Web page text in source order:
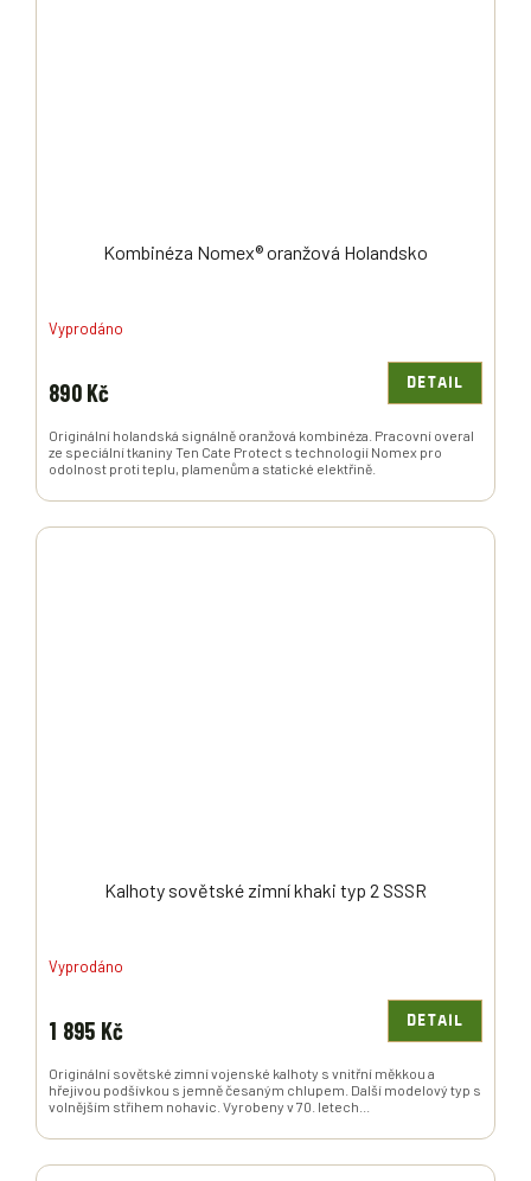
Kombinéza Nomex® oranžová Holandsko
Vyprodáno
890 Kč DETAIL
Originální holandská signálně oranžová kombinéza. Pracovní overal
ze speciální tkaniny Ten Cate Protect s technologií Nomex pro
odolnost proti teplu, plamenům a statické elektřině.
Kalhoty sovětské zimní khaki typ 2 SSSR
Vyprodáno
1 895 Kč DETAIL
Originální sovětské zimní vojenské kalhoty s vnitřní měkkou a
hřejivou podšívkou s jemně česaným chlupem. Další modelový typ s
volnějším střihem nohavic. Vyrobeny v 70. letech...